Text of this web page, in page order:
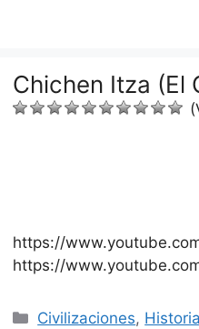
Chichen Itza (El
https://
https://
Categorías
Civilizaciones, Historia